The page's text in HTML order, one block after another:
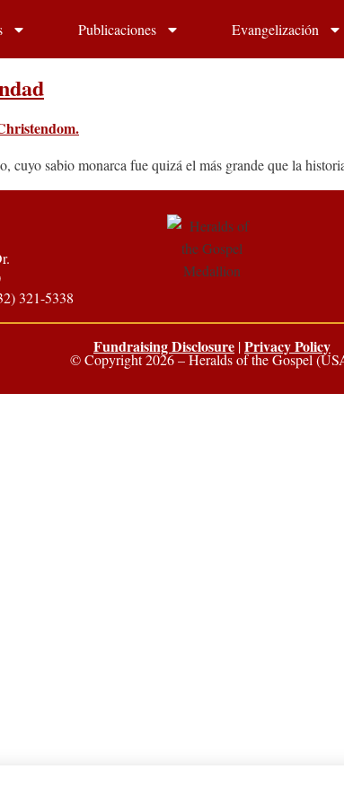
Publicaciones Evangelización
cuyo sabio monarca fue quizá el más grande que la
321-5338
Fundraising Disclosure |Privacy Policy
© Copyright 2026 – Heralds of the Gospel